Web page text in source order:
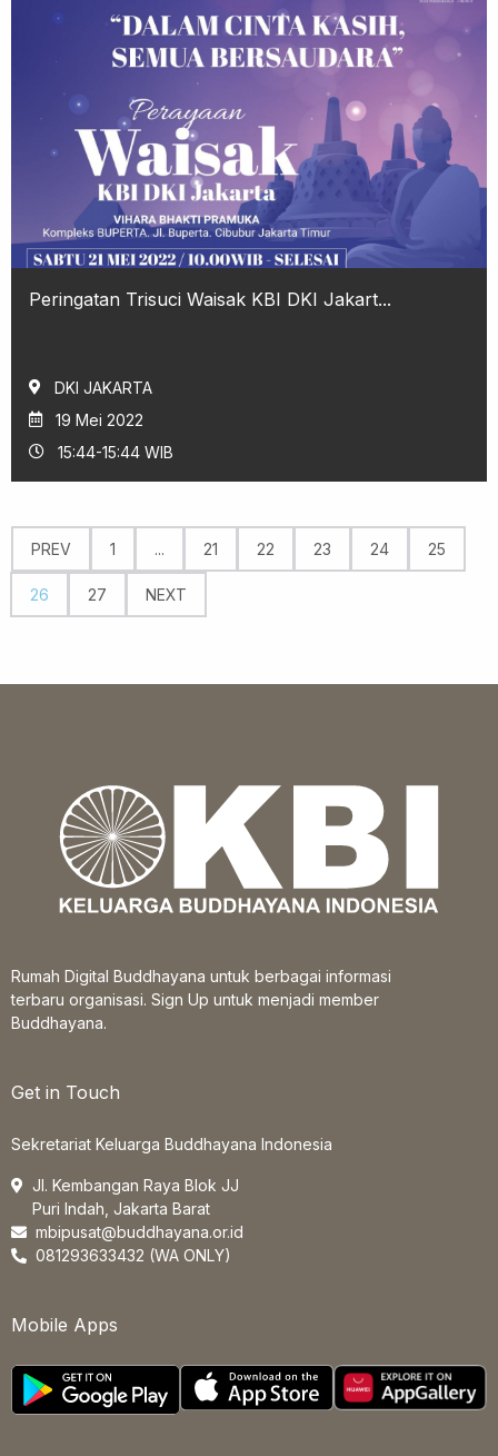
Peringatan Trisuci Waisak KBI DKI Jakart...
DKI JAKARTA
19 Mei 2022
15:44-15:44 WIB
PREV 1 ... 21 22 23 24 25
26 27 NEXT
Rumah Digital Buddhayana untuk berbagai informasi
terbaru organisasi. Sign Up untuk menjadi member
Buddhayana.
Get in Touch
Sekretariat Keluarga Buddhayana Indonesia
Jl. Kembangan Raya Blok JJ
Puri Indah, Jakarta Barat
mbipusat@buddhayana.or.id
081293633432 (WA ONLY)
Mobile Apps